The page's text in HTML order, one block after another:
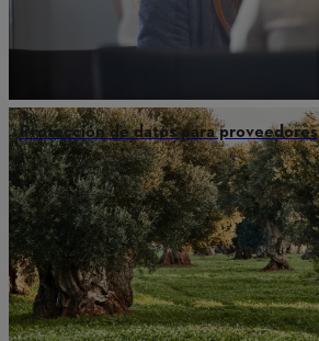
Protección de datos para proveedores